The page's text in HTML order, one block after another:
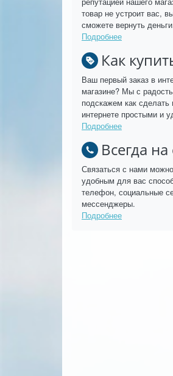
товар не устроит вас,
сможете вернуть
Подробнее
Как
Ваш первый заказ в
магазине? Мы с
подскажем как сделать
интернете простыми и
Подробнее
Всегда на
Связаться с нами
удобным для вас
телефон, социальные
мессенджеры.
Подробнее